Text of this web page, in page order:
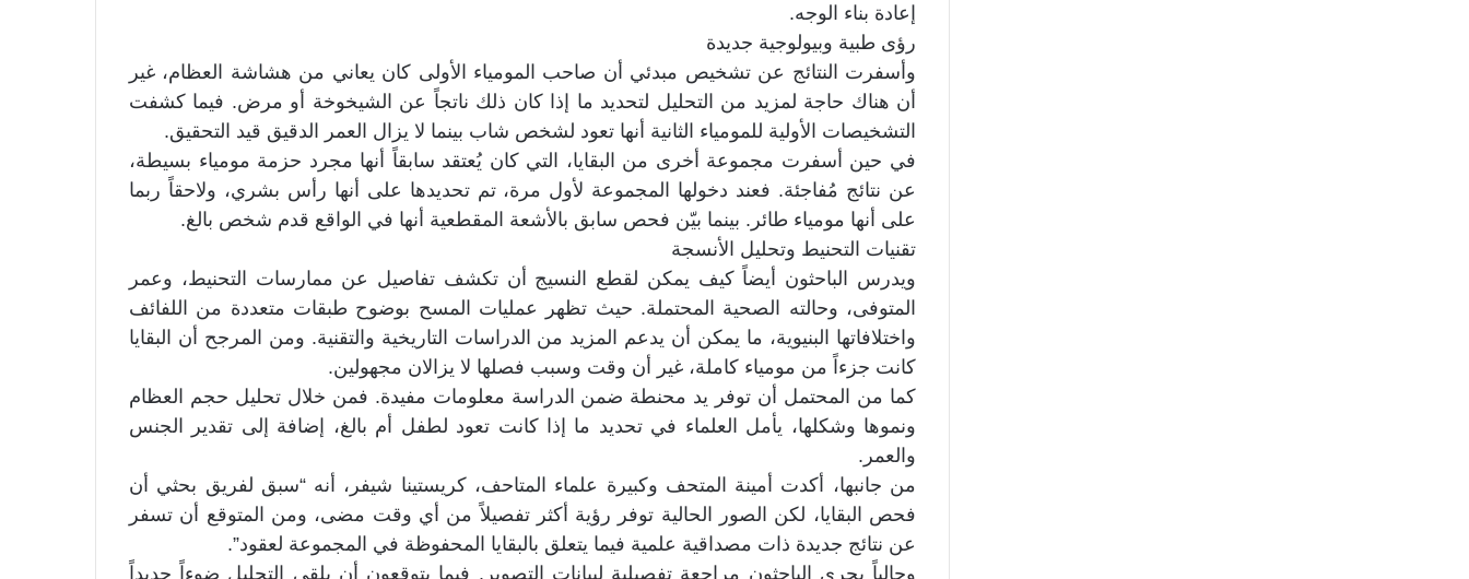
إعادة بناء الوجه.
رؤى طبية وبيولوجية جديدة
وأسفرت النتائج عن تشخيص مبدئي أن صاحب المومياء الأولى كان يعاني من هشاشة العظام، غير
أن هناك حاجة لمزيد من التحليل لتحديد ما إذا كان ذلك ناتجاً عن الشيخوخة أو مرض. فيما كشفت
التشخيصات الأولية للمومياء الثانية أنها تعود لشخص شاب بينما لا يزال العمر الدقيق قيد التحقيق.
في حين أسفرت مجموعة أخرى من البقايا، التي كان يُعتقد سابقاً أنها مجرد حزمة مومياء بسيطة،
عن نتائج مُفاجئة. فعند دخولها المجموعة لأول مرة، تم تحديدها على أنها رأس بشري، ولاحقاً ربما
على أنها مومياء طائر. بينما بيّن فحص سابق بالأشعة المقطعية أنها في الواقع قدم شخص بالغ.
تقنيات التحنيط وتحليل الأنسجة
ويدرس الباحثون أيضاً كيف يمكن لقطع النسيج أن تكشف تفاصيل عن ممارسات التحنيط، وعمر
المتوفى، وحالته الصحية المحتملة. حيث تظهر عمليات المسح بوضوح طبقات متعددة من اللفائف
واختلافاتها البنيوية، ما يمكن أن يدعم المزيد من الدراسات التاريخية والتقنية. ومن المرجح أن البقايا
كانت جزءاً من مومياء كاملة، غير أن وقت وسبب فصلها لا يزالان مجهولين.
كما من المحتمل أن توفر يد محنطة ضمن الدراسة معلومات مفيدة. فمن خلال تحليل حجم العظام
ونموها وشكلها، يأمل العلماء في تحديد ما إذا كانت تعود لطفل أم بالغ، إضافة إلى تقدير الجنس
والعمر.
من جانبها، أكدت أمينة المتحف وكبيرة علماء المتاحف، كريستينا شيفر، أنه “سبق لفريق بحثي أن
فحص البقايا، لكن الصور الحالية توفر رؤية أكثر تفصيلاً من أي وقت مضى، ومن المتوقع أن تسفر
عن نتائج جديدة ذات مصداقية علمية فيما يتعلق بالبقايا المحفوظة في المجموعة لعقود”.
وحالياً يجري الباحثون مراجعة تفصيلية لبيانات التصوير. فيما يتوقعون أن يلقي التحليل ضوءاً جديداً